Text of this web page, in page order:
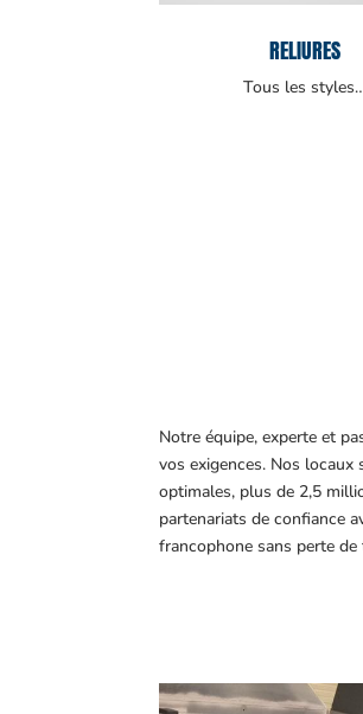
RELIURES
Tous les
Notre équipe, experte et
vos exigences. Nos locaux
optimales, plus de 2,5
partenariats de confiance
francophone sans perte de